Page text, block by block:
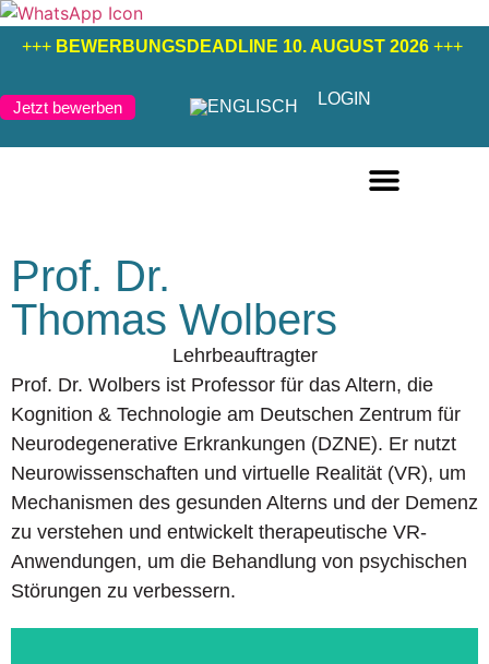
+++ BEWERBUNGSDEADLINE 10. AUGUST 2026 +++
Jetzt bewerben LOGIN
Prof. Dr.
Thomas Wolbers
Lehrbeauftragter
Prof. Dr. Wolbers ist Professor für das Altern, die
Kognition & Technologie am Deutschen Zentrum für
Neurodegenerative Erkrankungen (DZNE). Er nutzt
Neurowissenschaften und virtuelle Realität (VR), um
Mechanismen des gesunden Alterns und der Demenz
zu verstehen und entwickelt therapeutische VR-
Anwendungen, um die Behandlung von psychischen
Störungen zu verbessern.